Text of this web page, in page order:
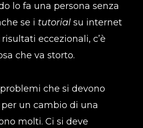
lo fa una persona senza
se i tutorialsu internet
eccezionali, c’è
che va storto.
che si devono
un cambio di una
molti. Ci si deve